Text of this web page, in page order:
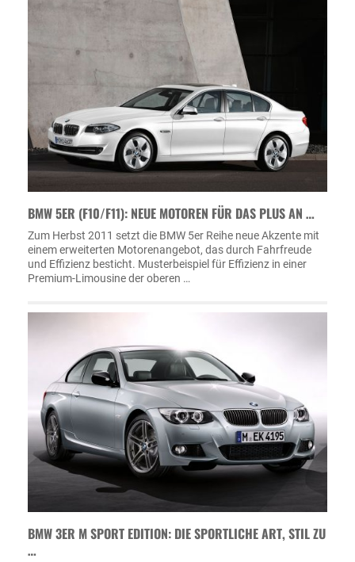
BMW 5ER (F10/F11): NEUE MOTOREN FÜR DAS PLUS AN …
Zum Herbst 2011 setzt die BMW 5er Reihe neue Akzente mit
einem erweiterten Motorenangebot, das durch Fahrfreude
und Effizienz besticht. Musterbeispiel für Effizienz in einer
Premium-Limousine der oberen …
BMW 3ER M SPORT EDITION: DIE SPORTLICHE ART, STIL ZU
…